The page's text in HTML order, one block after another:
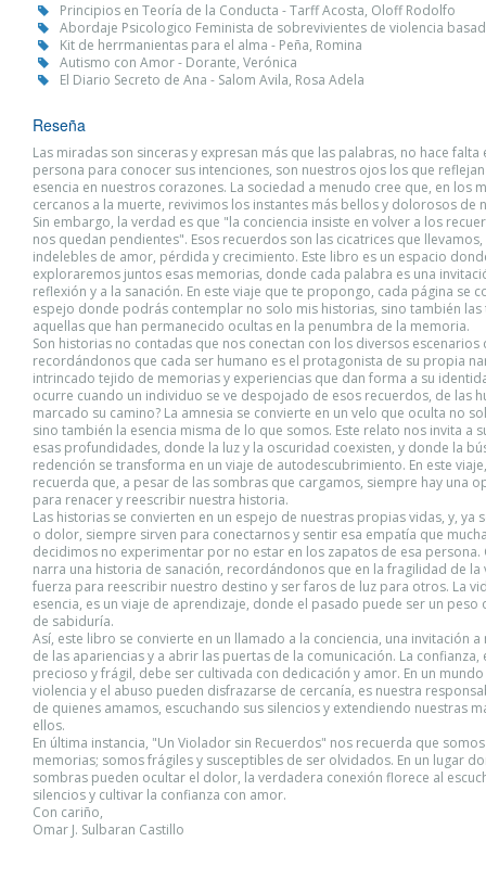
Principios en Teoría de la Conducta - Tarff Acosta, Oloff Rodolfo
Abordaje Psicologico Feminista de sobrevivientes de violencia
Kit de herrmanientas para el alma - Peña, Romina
Autismo con Amor - Dorante, Verónica
El Diario Secreto de Ana - Salom Avila, Rosa Adela
Reseña
Las miradas son sinceras y expresan más que las palabras, no hace falta
persona para conocer sus intenciones, son nuestros ojos los que
esencia en nuestros corazones. La sociedad a menudo cree que, en los
cercanos a la muerte, revivimos los instantes más bellos y dolorosos de
Sin embargo, la verdad es que "la conciencia insiste en volver a los
nos quedan pendientes". Esos recuerdos son las cicatrices que
indelebles de amor, pérdida y crecimiento. Este libro es un espacio
exploraremos juntos esas memorias, donde cada palabra es una
reflexión y a la sanación. En este viaje que te propongo, cada página se
espejo donde podrás contemplar no solo mis historias, sino también las
aquellas que han permanecido ocultas en la penumbra de la memoria.
Son historias no contadas que nos conectan con los diversos escenarios
recordándonos que cada ser humano es el protagonista de su propia
intrincado tejido de memorias y experiencias que dan forma a su
ocurre cuando un individuo se ve despojado de esos recuerdos, de las
marcado su camino? La amnesia se convierte en un velo que oculta no
sino también la esencia misma de lo que somos. Este relato nos invita a
esas profundidades, donde la luz y la oscuridad coexisten, y donde la
redención se transforma en un viaje de autodescubrimiento. En este
recuerda que, a pesar de las sombras que cargamos, siempre hay una
para renacer y reescribir nuestra historia.
Las historias se convierten en un espejo de nuestras propias vidas, y, ya
o dolor, siempre sirven para conectarnos y sentir esa empatía que
decidimos no experimentar por no estar en los zapatos de esa persona.
narra una historia de sanación, recordándonos que en la fragilidad de la
fuerza para reescribir nuestro destino y ser faros de luz para otros. La
esencia, es un viaje de aprendizaje, donde el pasado puede ser un peso
de sabiduría.
Así, este libro se convierte en un llamado a la conciencia, una invitación
de las apariencias y a abrir las puertas de la comunicación. La confianza,
precioso y frágil, debe ser cultivada con dedicación y amor. En un
violencia y el abuso pueden disfrazarse de cercanía, es nuestra
de quienes amamos, escuchando sus silencios y extendiendo nuestras
ellos.
En última instancia, "Un Violador sin Recuerdos" nos recuerda que
memorias; somos frágiles y susceptibles de ser olvidados. En un lugar
sombras pueden ocultar el dolor, la verdadera conexión florece al
silencios y cultivar la confianza con amor.
Con cariño,
Omar J. Sulbaran Castillo